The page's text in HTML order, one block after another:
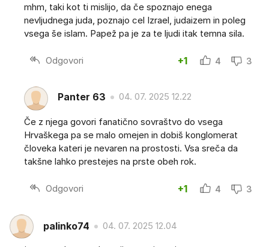
mhm, taki kot ti mislijo, da če spoznajo enega
nevljudnega juda, poznajo cel Izrael, judaizem in poleg
vsega še islam. Papež pa je za te ljudi itak temna sila.
Odgovori +1 4 3
Panter 63 04. 07. 2025 12.22
Če z njega govori fanatično sovraštvo do vsega
Hrvaškega pa se malo omejen in dobiš konglomerat
človeka kateri je nevaren na prostosti. Vsa sreča da
takšne lahko prestejes na prste obeh rok.
Odgovori +1 4 3
palinko74 04. 07. 2025 12.04